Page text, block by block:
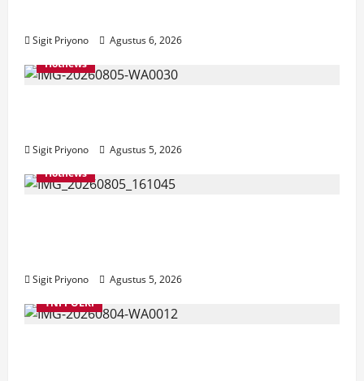
Sigit Priyono
Agustus 6, 2026
Hotnews
Sigit Priyono
Agustus 5, 2026
Hotnews
Sigit Priyono
Agustus 5, 2026
TNI POLRI